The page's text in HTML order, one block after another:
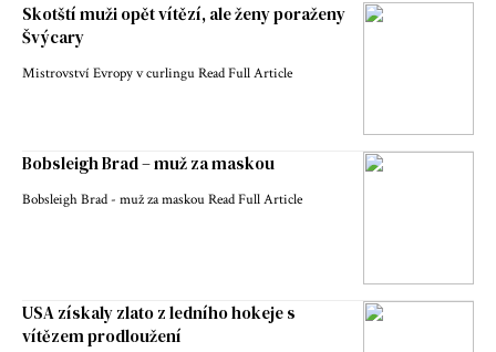
Skotští muži opět vítězí, ale ženy poraženy
Švýcary
Mistrovství Evropy v curlingu Read Full Article
Bobsleigh Brad – muž za maskou
Bobsleigh Brad - muž za maskou Read Full Article
USA získaly zlato z ledního hokeje s
vítězem prodloužení